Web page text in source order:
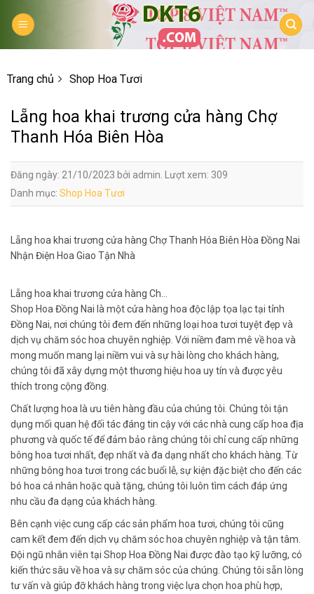
Trang chủ Shop Hoa Tươi
Lẵng hoa khai trương cửa hàng Chợ
Thanh Hóa Biên Hòa
Đăng ngày: 21/10/2023 bởi admin. Lượt xem: 309
Danh mục: Shop Hoa Tươi
Lẵng hoa khai trương cửa hàng Chợ Thanh Hóa Biên Hòa Đồng Nai
Nhận Điện Hoa Giao Tận Nhà
Lẵng hoa khai trương cửa hàng Ch…
Shop Hoa Đồng Nai là một cửa hàng hoa độc lập tọa lạc tại tỉnh
Đồng Nai, nơi chúng tôi đem đến những loại hoa tươi tuyệt đẹp và
dịch vụ chăm sóc hoa chuyên nghiệp. Với niềm đam mê về hoa và
mong muốn mang lại niềm vui và sự hài lòng cho khách hàng,
chúng tôi đã xây dựng một thương hiệu hoa uy tín và được yêu
thích trong cộng đồng.
Chất lượng hoa là ưu tiên hàng đầu của chúng tôi. Chúng tôi tận
dụng mối quan hệ đối tác đáng tin cậy với các nhà cung cấp hoa địa
phương và quốc tế để đảm bảo rằng chúng tôi chỉ cung cấp những
bông hoa tươi nhất, đẹp nhất và đa dạng nhất cho khách hàng. Từ
những bông hoa tươi trong các buổi lễ, sự kiện đặc biệt cho đến các
bó hoa cá nhân hoặc quà tặng, chúng tôi luôn tìm cách đáp ứng
nhu cầu đa dạng của khách hàng.
Bên cạnh việc cung cấp các sản phẩm hoa tươi, chúng tôi cũng
cam kết đem đến dịch vụ chăm sóc hoa chuyên nghiệp và tận tâm.
Đội ngũ nhân viên tại Shop Hoa Đồng Nai được đào tạo kỹ lưỡng, có
kiến thức sâu về hoa và sự chăm sóc của chúng. Chúng tôi sẵn lòng
tư vấn và giúp đỡ khách hàng trong việc lựa chọn hoa phù hợp,